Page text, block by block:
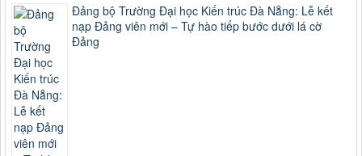
Đảng bộ Trường Đại học Kiến trúc Đà Nẵng: Lễ kết
nạp Đảng viên mới – Tự hào tiếp bước dưới lá cờ
Đảng